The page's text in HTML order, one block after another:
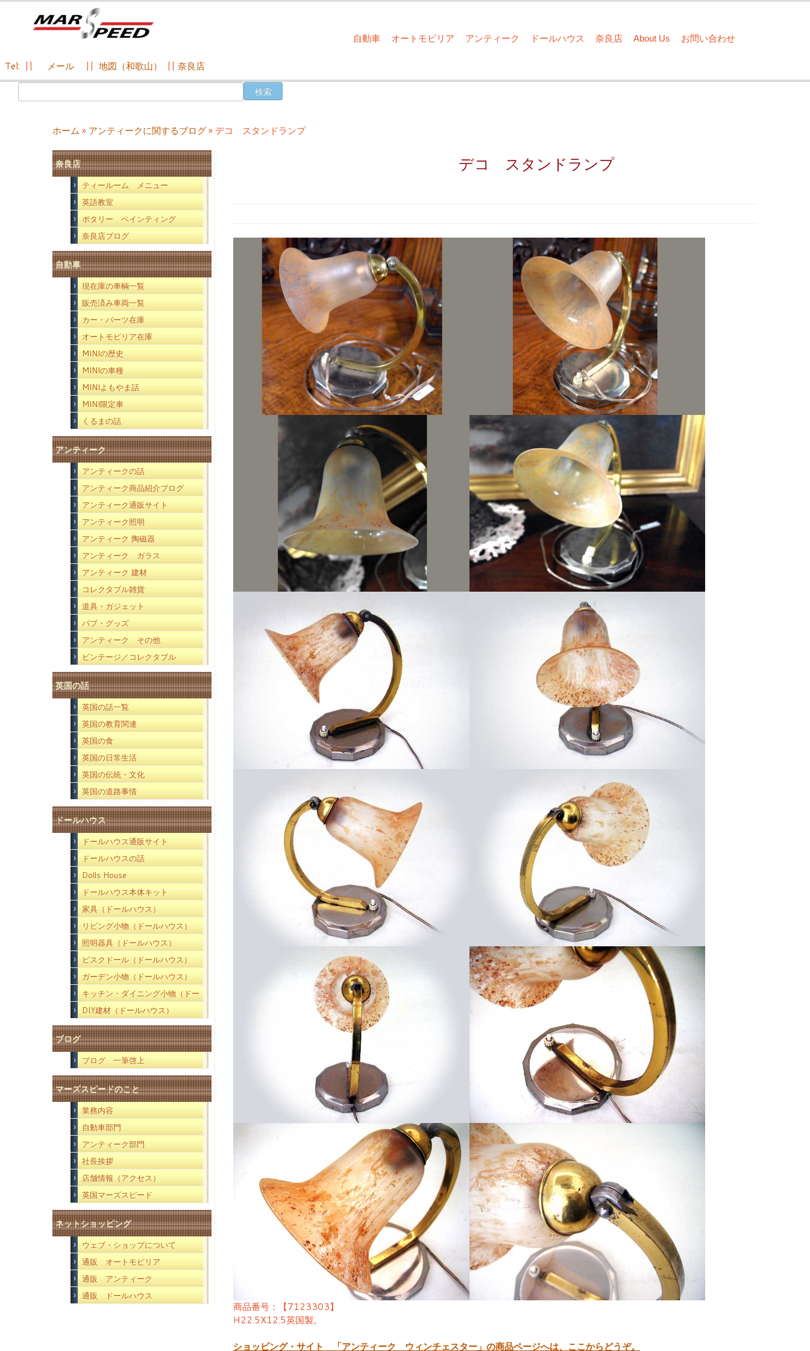
自動車 オートモビリア アンティーク ドールハウス 奈良店 About Us お問い合わせ
Tel: メール 地図（和歌山） 奈良店
索:
ホーム » アンティークに関するブログ» デコ スタンドランプ
奈良店
ティールーム メニュー
英語教室
ポタリー ペインティング
奈良店ブログ
自動車
現在庫の車輌一覧
販売済み車両一覧
カー・パーツ在庫
オートモビリア在庫
MINIの歴史
MINIの車種
MINIよもやま話
MINI限定車
くるまの話
アンティーク
アンティークの話
アンティーク商品紹介ブログ
アンティーク通販サイト
アンティーク照明
アンティーク 陶磁器
アンティーク ガラス
アンティーク 建材
コレクタブル雑貨
道具・ガジェット
パブ・グッズ
アンティーク その他
ビンテージ／コレクタブル
英国の話
英国の話一覧
英国の教育関連
英国の食
英国の日常生活
英国の伝統・文化
英国の道路事情
ドールハウス
ドールハウス通販サイト
ドールハウスの話
Dolls House
ドールハウス本体キット
家具（ドールハウス）
リビング小物（ドールハウス）
照明器具（ドールハウス）
ビスクドール（ドールハウス）
ガーデン小物（ドールハウス）
キッチン・ダイニング小物（ドー
ルハウス）
DIY建材（ドールハウス）
ブログ
ブログ 一筆啓上
マーズスピードのこと
業務内容
自動車部門
アンティーク部門
社長挨拶
店舗情報（アクセス）
英国マーズスピード
ネットショッピング
ウェブ・ショップについて
通販 オートモビリア
通販 アンティーク
通販 ドールハウス
デコ スタンドランプ
商品番号：【7123303】
H22.5X12.5英国製。
ショッピング・サイト 「アンティーク ウィンチェスター」の商品ページへは、ここからどうぞ。